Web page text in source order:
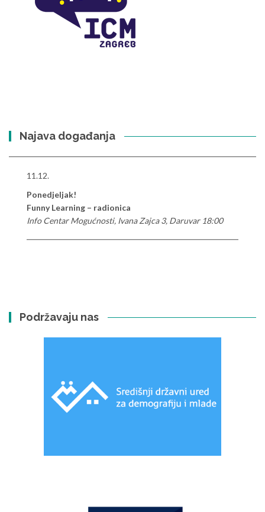
Najava događanja
11.12.
Ponedjeljak!
Funny Learning – radionica
Info Centar Mogućnosti, Ivana Zajca 3, Daruvar 18:00
Podržavaju nas